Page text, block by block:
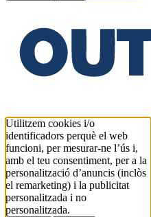
Utilitzem cookies i/o
identificadors perquè el web
funcioni, per mesurar-ne l’ús i,
amb el teu consentiment, per a la
personalització d’anuncis (inclòs
el remarketing) i la publicitat
personalitzada i no
personalitzada.